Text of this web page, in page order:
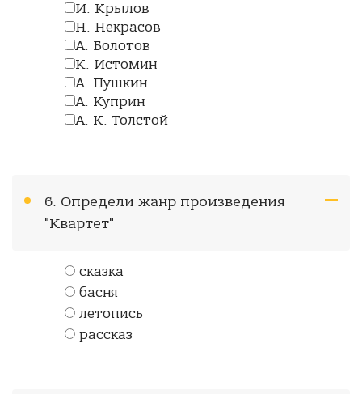
И. Крылов
Н. Некрасов
А. Болотов
К. Истомин
А. Пушкин
А. Куприн
А. К. Толстой
6. Определи жанр произведения
"Квартет"
сказка
басня
летопись
рассказ